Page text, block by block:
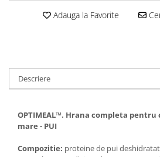
Adauga la Favorite
Descriere
OPTIMEAL™. Hrana completa
mare - PUI
Compozitie: proteine ​​de pui